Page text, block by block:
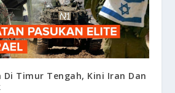
Timur Tengah, Kini Iran Dan